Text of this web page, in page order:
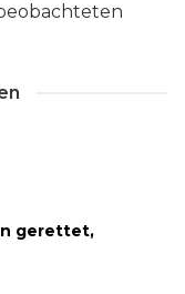
gerettet,